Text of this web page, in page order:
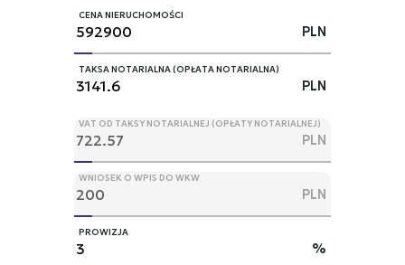
CENA NIERUCHOMOŚCI
PLN
TAKSA NOTARIALNA (OPŁATA NOTARIALNA)
PLN
VAT OD TAKSY NOTARIALNEJ (OPŁATY NOTARIALNEJ)
PLN
WNIOSEK O WPIS DO WKW
PLN
PROWIZJA
%